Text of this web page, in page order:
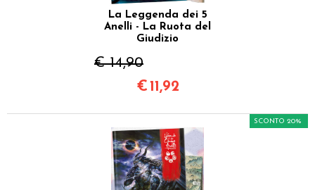
La Leggenda dei 5
Anelli - La Ruota del
Giudizio
€ 14,90
€ 11,92
SCONTO 20%